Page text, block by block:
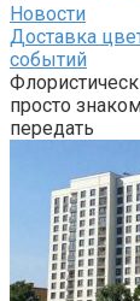
Новости
Доставка
событий
просто
передать